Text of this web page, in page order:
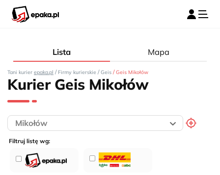
Lista Mapa
Tani kurier epaka.pl / Firmy kurierskie / Geis / Geis Mikołów
Kurier Geis Mikołów
Filtruj listę wg: